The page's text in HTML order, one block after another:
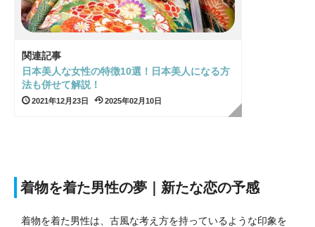
関連記事
日本美人な女性の特徴10選！日本美人になる方
法も併せて解説！
2021年12月23日 2025年02月10日
着物を着た男性の夢｜新たな恋の予感
着物を着た男性は、古風な考え方を持っているような印象を